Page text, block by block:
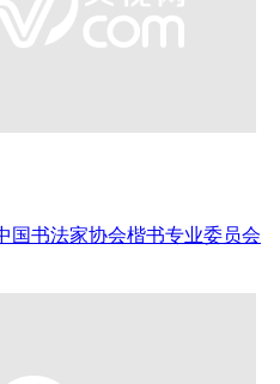
国书法家协会楷书专业委员会